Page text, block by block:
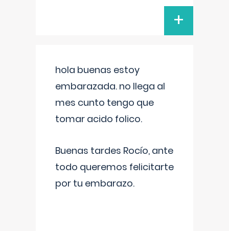
+
hola buenas estoy
embarazada. no llega al
mes cunto tengo que
tomar acido folico.
Buenas tardes Rocío, ante
todo queremos felicitarte
por tu embarazo.